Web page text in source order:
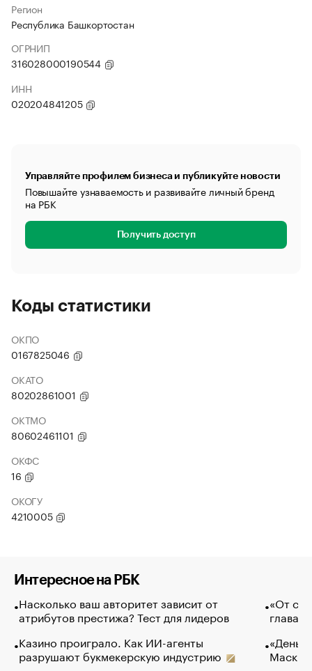
Регион
Республика Башкортостан
ОГРНИП
316028000190544
ИНН
020204841205
Управляйте профилем бизнеса и публикуйте новости
Повышайте узнаваемость и развивайте личный бренд
на РБК
Получить доступ
Коды статистики
ОКПО
0167825046
ОКАТО
80202861001
ОКТМО
80602461101
ОКФС
16
ОКОГУ
4210005
Интересное на РБК
Насколько ваш авторитет зависит от
атрибутов престижа? Тест для лидеров
Казино проиграло. Как ИИ-агенты
разрушают букмекерскую индустрию
«От
глава
Маск в